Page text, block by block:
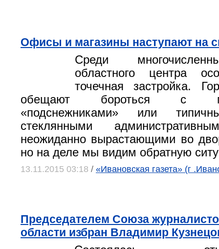
Офисы и магазины наступают на
Среди
областного центра
точечная застройка.
обещают бороться с
«подснежниками» или
стеклянными
неожиданно вырастающими во
но на деле мы видим обратную
13.11.2015 03:18 / «Ивановская газета» (г
Председателем Союза
области избран Владимир